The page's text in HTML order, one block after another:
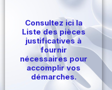
Consultez ici la
Liste des pièces
justificatives à
fournir
nécessaires pour
accomplir vos
démarches.